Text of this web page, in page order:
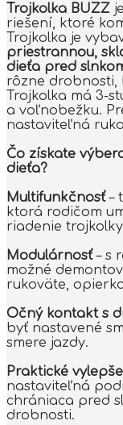
Trojkolka BUZZ
riešení, ktoré
Trojkolka je
priestrannou,
dieťa pred
rôzne drobnosti,
Trojkolka má 3-
a voľnobežku.
nastaviteľná
Čo získate
dieťa?
Multifunkčnosť–
ktorá rodičom
riadenie
Modulárnosť– s
možné
rukoväte,
Očný kontakt s
byť nastavené
smere jazdy.
Praktické
nastaviteľná
chrániaca pred
drobnosti.